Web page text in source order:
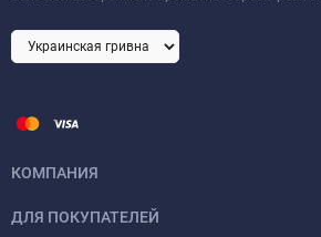
КОМПАНИЯ
ДЛЯ ПОКУПАТЕЛЕЙ